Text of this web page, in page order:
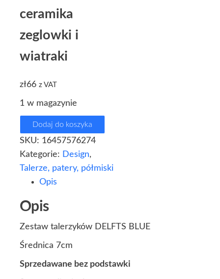
ceramika
zeglowki i
wiatraki
zł66 z VAT
1 w magazynie
Dodaj do koszyka
SKU: 16457576274
Kategorie: Design,
Talerze, patery, półmiski
Opis
Opis
Zestaw talerzyków DELFTS BLUE
Średnica 7cm
Sprzedawane bez podstawki